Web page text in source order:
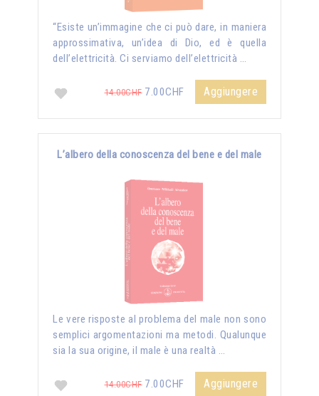
“Esiste un’immagine che ci può dare, in maniera
approssimativa, un’idea di Dio, ed è quella
dell’elettricità. Ci serviamo dell’elettricità …
14.00CHF7.00CHF Aggiungere
L’albero della conoscenza del bene e del male
Le vere risposte al problema del male non sono
semplici argomentazioni ma metodi. Qualunque
sia la sua origine, il male è una realtà …
14.00CHF7.00CHF Aggiungere